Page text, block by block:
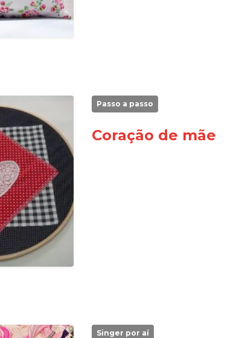
Passo a passo
Coração de mãe
Singer por aí